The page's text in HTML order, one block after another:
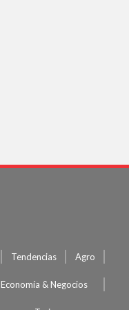
Tendencias Agro
Economía & Negocios